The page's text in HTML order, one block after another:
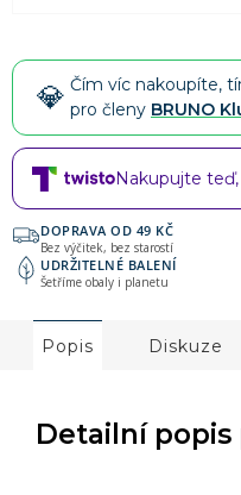
Čím víc nakoupíte,
pro členy BRUNO
Nakupujte
DOPRAVA OD 49 KČ
Bez výčitek, bez starostí
UDRŽITELNÉ BALENÍ
Šetříme obaly i planetu
Popis Diskuze
Detailní